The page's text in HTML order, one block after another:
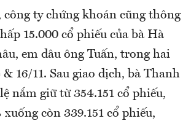
công ty chứng khoán cũng thông
15.000 cổ phiếu của bà Hà
em dâu ông Tuấn, trong hai
16/11. Sau giao dịch, bà Thanh
nắm giữ từ 354.151 cổ phiếu,
còn 339.151 cổ phiếu,